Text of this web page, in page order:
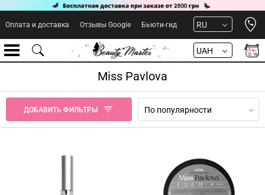
Оплата и доставка Отзывы Google Бьюти-гид RU
UAH
Miss Pavlova
ДОБАВИТЬ ФИЛЬТРЫ По популярности